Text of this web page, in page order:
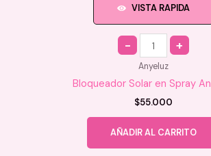
VISTA RAPIDA
Quantity
Anyeluz
Bloqueador Solar en Spray
$55.000
AÑADIR AL CARRITO